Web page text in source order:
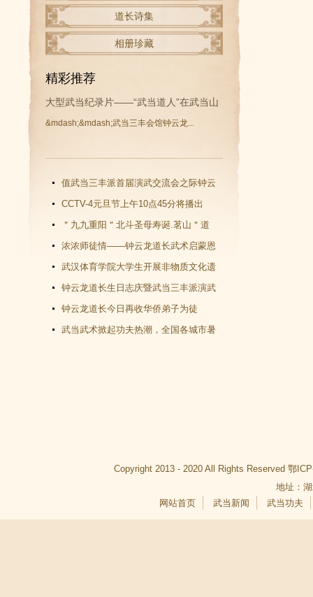
道长诗集
相册珍藏
精彩推荐
大型武当纪录片——“武当道人”在武当山
&mdash;&mdash;武当三丰会馆钟云龙...
值武当三丰派首届演武交流会之际钟云
龙道长再收新徒
CCTV-4元旦节上午10点45分将播出
《武当功夫传人 钟云龙》纪录片
＂九九重阳＂北斗圣母寿诞.茗山＂道
教文化＂汇演圆满谢幕
浓浓师徒情——钟云龙道长武术启蒙恩
师千里赴武当会面
武汉体育学院大学生开展非物质文化遗
产（武当武术）调查活动
钟云龙道长生日志庆暨武当三丰派演武
交流大会成功举办
钟云龙道长今日再收华侨弟子为徒
武当武术掀起功夫热潮，全国各城市暑
Copyright 2013 - 2020 All Rights Reserved 鄂
地址：
网站首页
武当新闻 武当功夫